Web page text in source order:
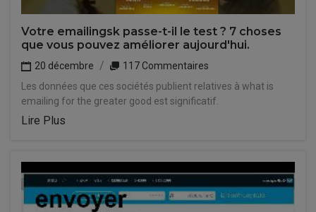
Votre emailingsk passe-t-il le test ? 7 choses
que vous pouvez améliorer aujourd'hui.
20 décembre
117 Commentaires
Les données que ces sociétés publient relatives à what is
emailing for the greater good est significatif.
Lire Plus